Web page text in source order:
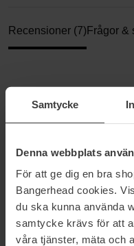
Samtycke
Denna webbplats
För att ge dig en bra
Bangerhead cookies.
du ska kunna använda
samtycke krävs för att
våra tjänster, mäta och
Recensioner (7) Frågor &